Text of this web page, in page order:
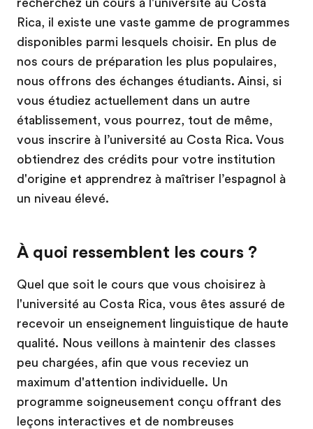
recherchez un cours à l'université au Costa
Rica, il existe une vaste gamme de programmes
disponibles parmi lesquels choisir. En plus de
nos cours de préparation les plus populaires,
nous offrons des échanges étudiants. Ainsi, si
vous étudiez actuellement dans un autre
établissement, vous pourrez, tout de même,
vous inscrire à l’université au Costa Rica. Vous
obtiendrez des crédits pour votre institution
d'origine et apprendrez à maîtriser l’espagnol à
un niveau élevé.
À quoi ressemblent les cours ?
Quel que soit le cours que vous choisirez à
l'université au Costa Rica, vous êtes assuré de
recevoir un enseignement linguistique de haute
qualité. Nous veillons à maintenir des classes
peu chargées, afin que vous receviez un
maximum d'attention individuelle. Un
programme soigneusement conçu offrant des
leçons interactives et de nombreuses